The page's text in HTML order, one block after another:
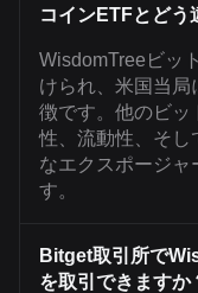
コインETFとどう
WisdomTreeビッ
けられ、米国当
徴です。他のビッ
性、流動性、そし
なエクスポージャ
す。
Bitget取引所で
を取引できますか